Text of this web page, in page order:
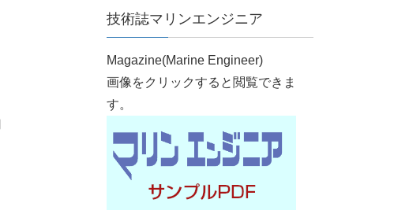
技術誌マリンエンジニア
Magazine(Marine Engineer)
画像をクリックすると閲覧できま
す。